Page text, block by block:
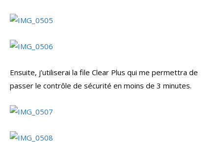
Ensuite, j’utiliserai la file Clear Plus qui me permettra de
passer le contrôle de sécurité en moins de 3 minutes.